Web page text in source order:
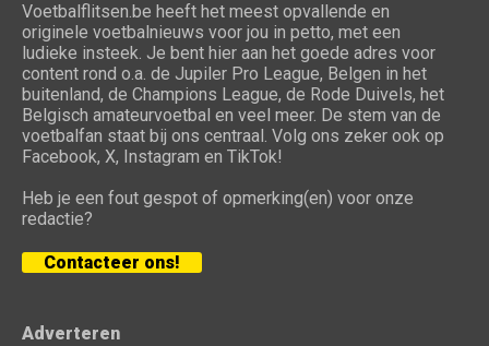
Voetbalflitsen.be heeft het meest opvallende en
originele voetbalnieuws voor jou in petto, met een
ludieke insteek. Je bent hier aan het goede adres voor
content rond o.a. de Jupiler Pro League, Belgen in het
buitenland, de Champions League, de Rode Duivels, het
Belgisch amateurvoetbal en veel meer. De stem van de
voetbalfan staat bij ons centraal. Volg ons zeker ook op
Facebook, X, Instagram en TikTok!
Heb je een fout gespot of opmerking(en) voor onze
redactie?
Contacteer ons!
Adverteren